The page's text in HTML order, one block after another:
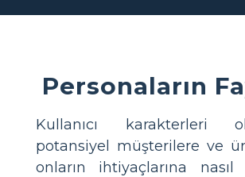
Personaların
Kullanıcı karakterleri
potansiyel müşterilere ve
onların ihtiyaçlarına nasıl